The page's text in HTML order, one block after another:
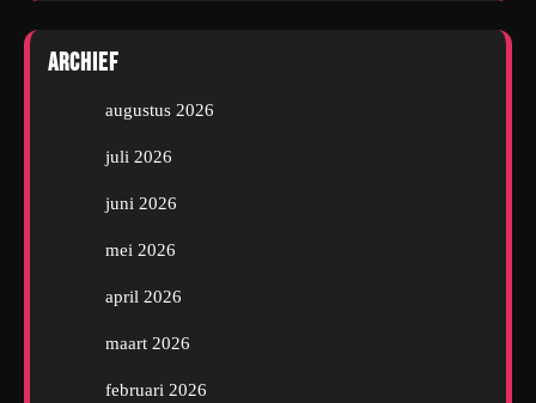
Archief
augustus 2026
juli 2026
juni 2026
mei 2026
april 2026
maart 2026
februari 2026